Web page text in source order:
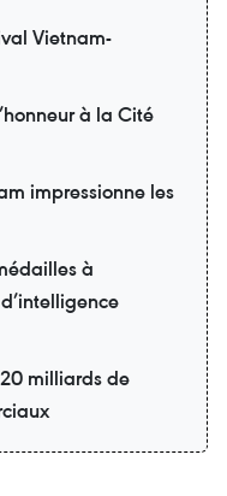
Vietnam-
à la Cité
impressionne les
à
milliards de